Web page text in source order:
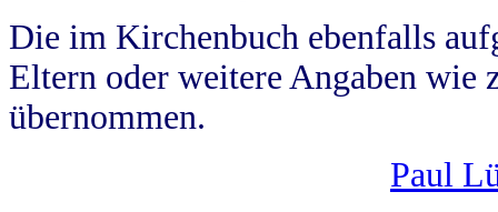
Die im Kirchenbuch ebenfalls
Eltern oder weitere Angaben wie
übernommen.
Paul